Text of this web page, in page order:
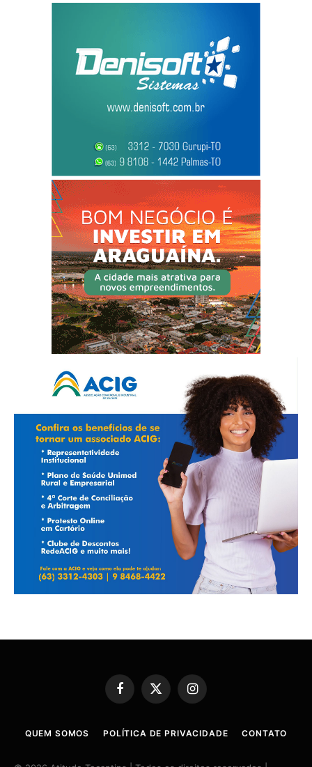
Facebook
X
(Twitter)
Instagram
QUEM SOMOS POLÍTICA DE PRIVACIDADE CONTATO